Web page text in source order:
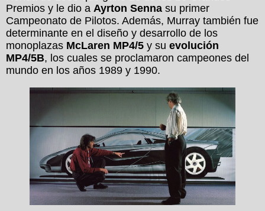
Premios y le dio a Ayrton Senna su primer
Campeonato de Pilotos. Además, Murray también fue
determinante en el diseño y desarrollo de los
monoplazas McLaren MP4/5 y su evolución
MP4/5B, los cuales se proclamaron campeones del
mundo en los años 1989 y 1990.